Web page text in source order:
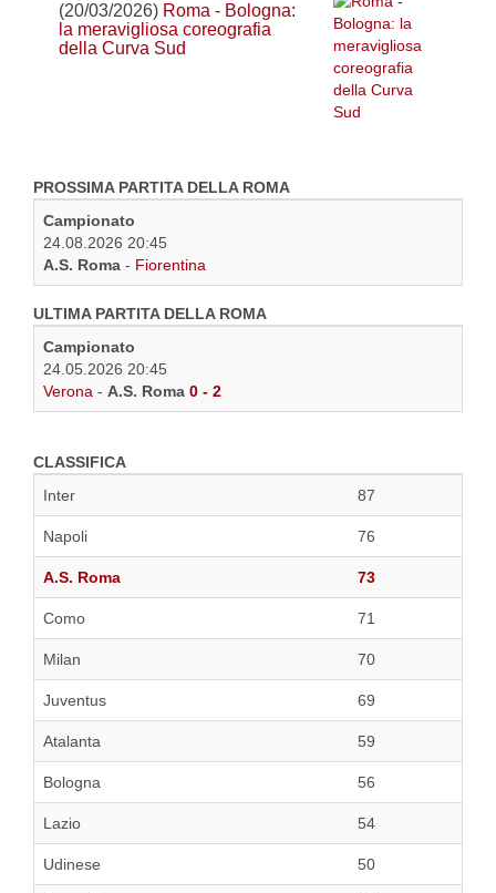
(20/03/2026) Roma - Bologna:
la meravigliosa coreografia
della Curva Sud
PROSSIMA PARTITA DELLA ROMA
Campionato
24.08.2026 20:45
A.S. Roma - Fiorentina
ULTIMA PARTITA DELLA ROMA
Campionato
24.05.2026 20:45
Verona - A.S. Roma 0 - 2
CLASSIFICA
Inter
87
Napoli 76
A.S. Roma 73
Como 71
Milan 70
Juventus 69
Atalanta 59
Bologna 56
Lazio 54
Udinese 50